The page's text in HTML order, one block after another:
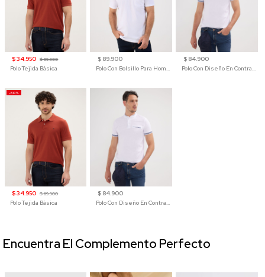
$ 34.950 $ 69.900
Polo Tejida Básica
$ 89.900
Polo Con Bolsillo Para Hombre
$ 84.900
Polo Con Diseño En Contraste
-50%
$ 34.950 $ 69.900
Polo Tejida Básica
$ 84.900
Polo Con Diseño En Contraste
Encuentra El Complemento Perfecto